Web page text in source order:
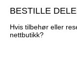
BESTILLE
Hvis tilbehør eller
nettbutikk?